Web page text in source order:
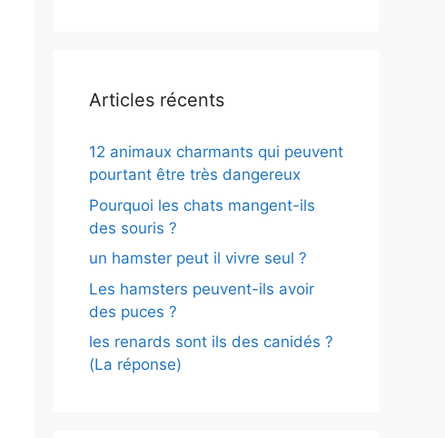
Articles récents
12 animaux charmants qui peuvent
pourtant être très dangereux
Pourquoi les chats mangent-ils
des souris ?
un hamster peut il vivre seul ?
Les hamsters peuvent-ils avoir
des puces ?
les renards sont ils des canidés ?
(La réponse)